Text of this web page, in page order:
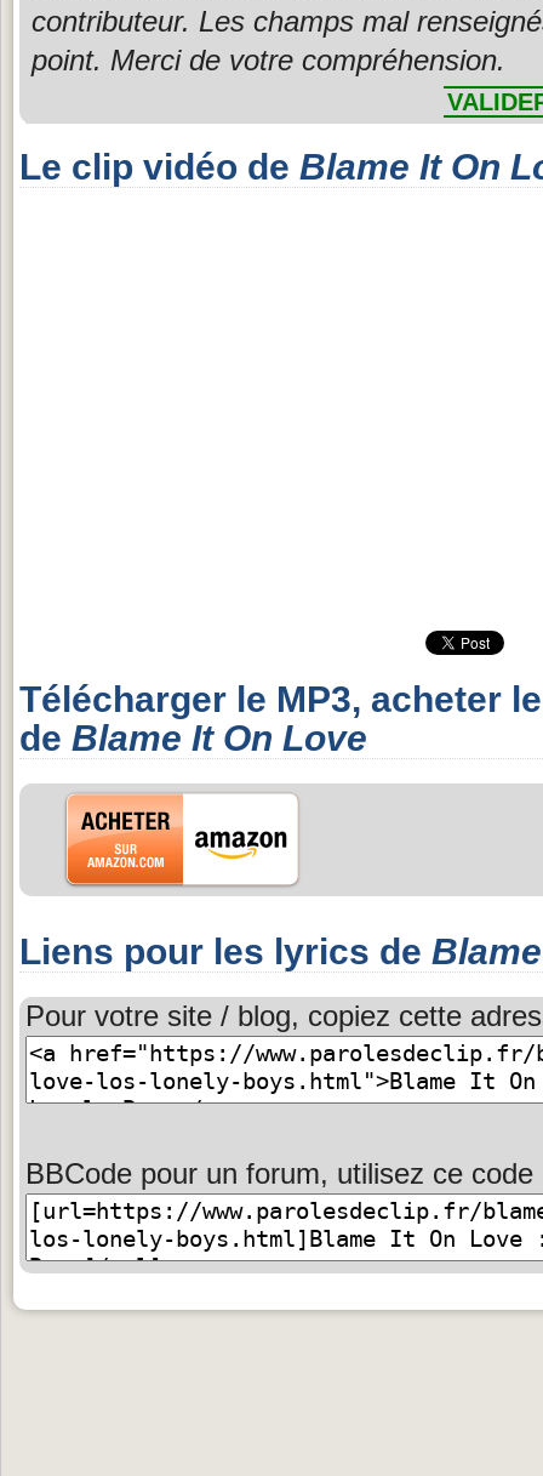
contributeur. Les champs mal
point. Merci de votre compréhension.
Le clip vidéo de Blame It On
Télécharger le MP3, acheter
de Blame It On Love
Liens pour les lyrics de
Pour votre site / blog, copiez cette
BBCode pour un forum, utilisez ce code